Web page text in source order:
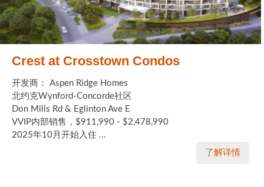
Crest at Crosstown Condos
开发商： Aspen Ridge Homes
北约克Wynford-Concorde社区
Don Mills Rd & Eglinton Ave E
VVIP内部销售，$911,990 - $2,478,990
2025年10月开始入住 ...
了解详情